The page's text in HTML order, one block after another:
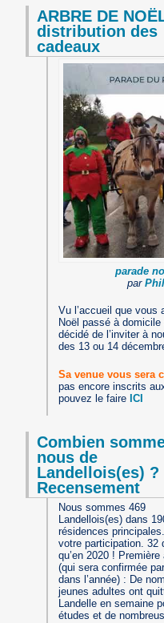
ARBRE DE
distribution des
cadeaux
parade
par
Vu l’accueil que vous
Noël passé à
décidé de l’inviter à
des 13 ou 14
Sa venue vous sera
pas encore inscrits
pouvez le faire ICI
Combien
nous de
Landellois(es) ?
Recensement
Nous sommes 469
Landellois(es) dans
résidences
votre participation. 32
qu’en 2020 !
(qui sera confirmée
dans l’année) : De
jeunes adultes ont
Landelle en semaine
études et de